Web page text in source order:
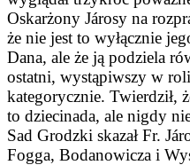
Oskarżony Járosy na
że nie jest to wyłącznie
Dana, ale że ją podziela
ostatni, wystąpiwszy w
kategorycznie. Twierdził,
to dziecinada, ale nigdy
Sad Grodzki skazał Fr.
Fogga, Bodanowicza i